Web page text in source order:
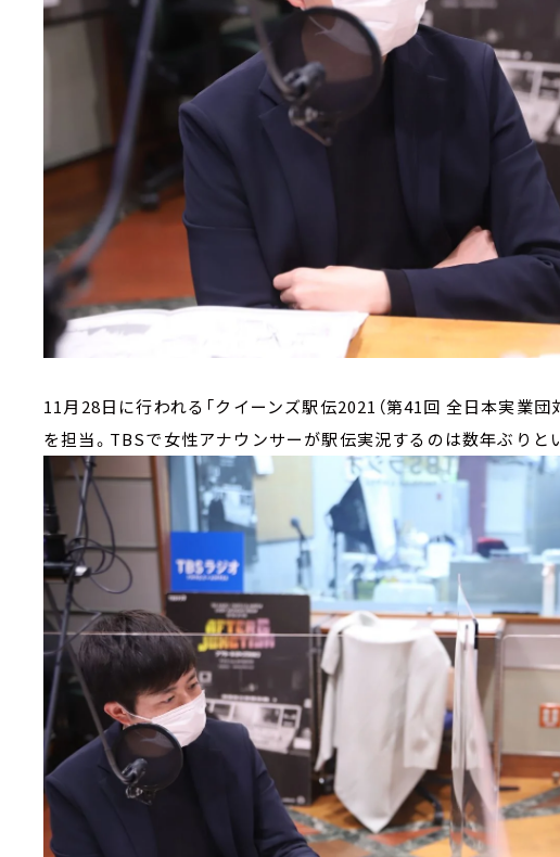
11月28日に行われる「クイーンズ駅伝2021（第41回 全日本実業団
を担当。TBSで女性アナウンサーが駅伝実況するのは数年ぶりと